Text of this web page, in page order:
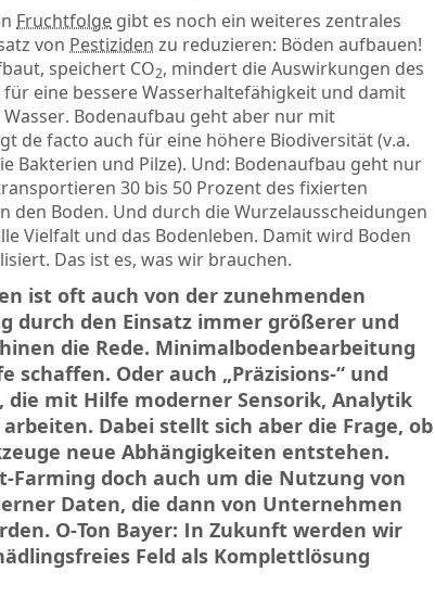
Fruchtfolge gibt es noch ein weiteres zentrales
von Pestiziden zu reduzieren: Böden aufbauen!
speichert CO2, mindert die Auswirkungen des
eine bessere Wasserhaltefähigkeit und damit
Bodenaufbau geht aber nur mit
de facto auch für eine höhere Biodiversität (v.a.
Bakterien und Pilze). Und: Bodenaufbau geht nur
30 bis 50 Prozent des fixierten
den Boden. Und durch die Wurzelausscheidungen
Vielfalt und das Bodenleben. Damit wird Boden
Das ist es, was wir brauchen.
ist oft auch von der zunehmenden
durch den Einsatz immer größerer und
die Rede. Minimalbodenbearbeitung
schaffen. Oder auch „Präzisions-“ und
die mit Hilfe moderner Sensorik, Analytik
Dabei stellt sich aber die Frage, ob
neue Abhängigkeiten entstehen.
Farming doch auch um die Nutzung von
Daten, die dann von Unternehmen
O-Ton Bayer: In Zukunft werden wir
Feld als Komplettlösung